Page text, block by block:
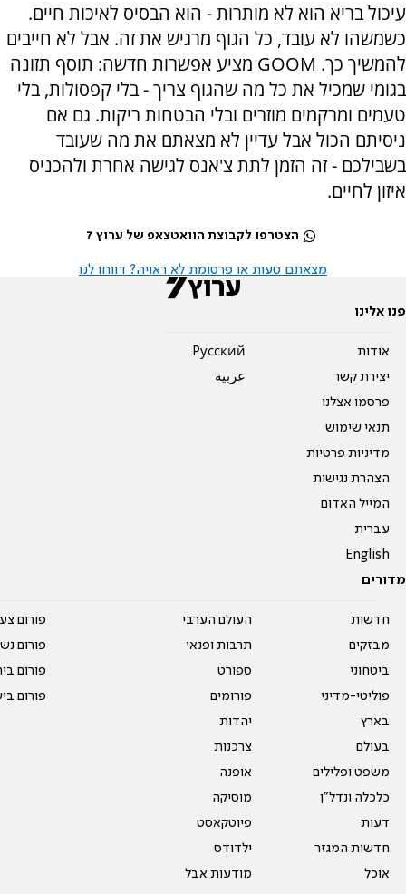
עיכול בריא הוא לא מותרות - הוא הבסיס לאיכות חיים.
כשמשהו לא עובד, כל הגוף מרגיש את זה. אבל לא חייבים
להמשיך כך. GOOM מציע אפשרות חדשה: תוסף תזונה
בגומי שמכיל את כל מה שהגוף צריך - בלי קפסולות, בלי
טעמים ומרקמים מוזרים ובלי הבטחות ריקות. גם אם
ניסיתם הכול אבל עדיין לא מצאתם את מה שעובד
בשבילכם - זה הזמן לתת צ'אנס לגישה אחרת ולהכניס
איזון לחיים.
הצטרפו לקבוצת הוואטצאפ של ערוץ 7
מצאתם טעות או פרסומת לא ראויה? דווחו לנו
פנו אלינו
אודות
יצירת קשר
פרסמו אצלנו
תנאי שימוש
מדיניות פרטיות
הצהרת נגישות
המייל האדום
עברית
English
Pусский
عربية
מדורים
חדשות
מבזקים
ביטחוני
פוליטי-מדיני
בארץ
בעולם
משפט ופלילים
כלכלה ונדל"ן
דעות
חדשות המגזר
אוכל
העולם הערבי
תרבות ופנאי
ספורט
פורומים
יהדות
צרכנות
אופנה
מוסיקה
פיוטקאסט
ילדודס
מודעות אבל
פורום
פורום
פורום
פורום